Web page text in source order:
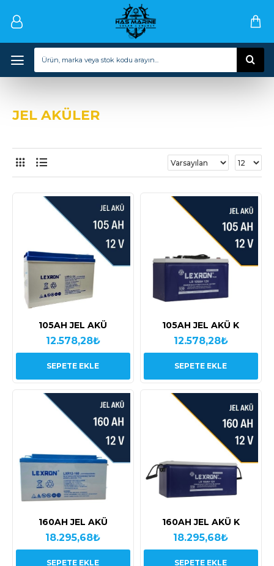
JEL AKÜLER
105AH JEL AKÜ
12.578,28₺
SEPETE EKLE
105AH JEL AKÜ K
12.578,28₺
SEPETE EKLE
160AH JEL AKÜ
18.295,68₺
SEPETE EKLE
160AH JEL AKÜ K
18.295,68₺
SEPETE EKLE